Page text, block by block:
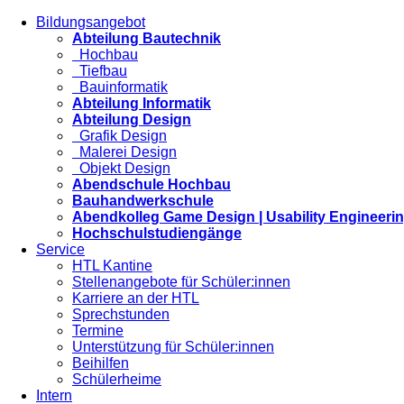
Bildungsangebot
Abteilung Bautechnik
Hochbau
Tiefbau
Bauinformatik
Abteilung Informatik
Abteilung Design
Grafik Design
Malerei Design
Objekt Design
Abendschule Hochbau
Bauhandwerkschule
Abendkolleg Game Design | Usability
Hochschulstudiengänge
Service
HTL Kantine
Stellenangebote für Schüler:innen
Karriere an der HTL
Sprechstunden
Termine
Unterstützung für Schüler:innen
Beihilfen
Schülerheime
Intern